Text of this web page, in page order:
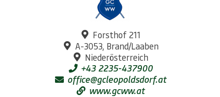
Forsthof 211
A-3053, Brand/Laaben
Niederösterreich
+43 2235-437900
office@gcleopoldsdorf.at
www.gcww.at